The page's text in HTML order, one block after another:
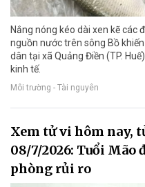
Nắng nóng kéo dài xen kẽ các
nguồn nước trên sông Bồ
dân tại xã Quảng Điền (TP.
kinh tế.
Môi trường - Tài nguyên
Xem tử vi hôm nay,
08/7/2026: Tuổi Mão
phòng rủi ro